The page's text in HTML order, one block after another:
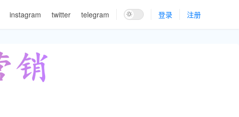
instagram twitter telegram 登录 注册